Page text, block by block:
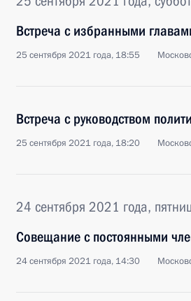
Встреча с избранными
25 сентября 2021 года, 18:55
Встреча с руководством
25 сентября 2021 года, 18:20
24 сентября 2021 года,
Совещание с постоянными
24 сентября 2021 года, 14:30